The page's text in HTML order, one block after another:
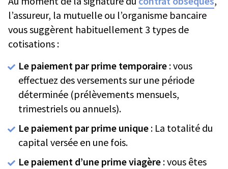
l’assureur, la mutuelle ou l’organisme bancaire
vous suggèrent habituellement 3 types de
cotisations :
Le paiement par prime temporaire : vous
effectuez des versements sur une période
déterminée (prélèvements mensuels,
trimestriels ou annuels).
Le paiement par prime unique : La totalité du
capital versée en une fois.
Le paiement d’une prime viagère : vous êtes